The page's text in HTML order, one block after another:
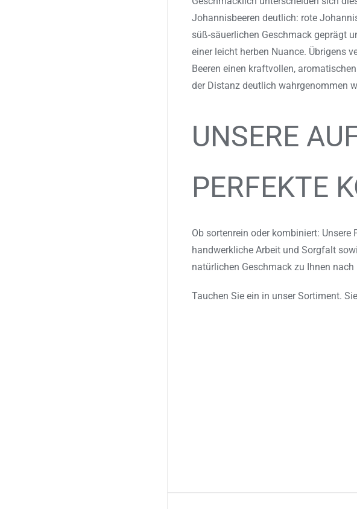
Johannisbeeren deutlich: rote
süß-säuerlichen Geschmack geprägt
einer leicht herben Nuance. Übrigens
Beeren einen kraftvollen,
der Distanz deutlich wahrgenommen
UNSERE
PERFEKTE
Ob sortenrein oder kombiniert:
handwerkliche Arbeit und Sorgfalt
natürlichen Geschmack zu Ihnen nach
Tauchen Sie ein in unser Sortiment.